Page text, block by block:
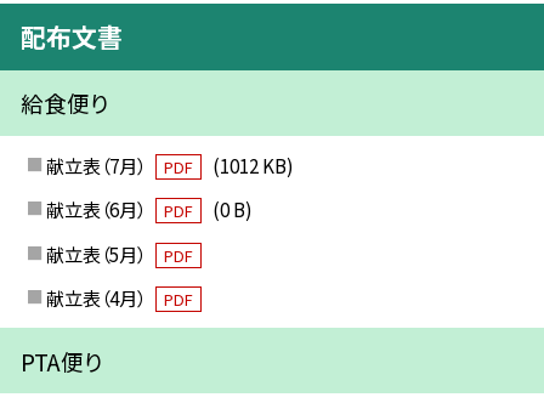
配布文書
給食便り
献立表（7月） PDF
(1012 KB)
献立表（6月）
PDF
(0 B)
献立表（5月）
PDF
献立表（4月） PDF
PTA便り